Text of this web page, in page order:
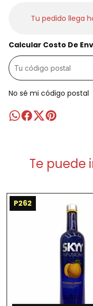
Tu pedido llega
Calcular Costo De
No sé mi código postal
Te puede
P262